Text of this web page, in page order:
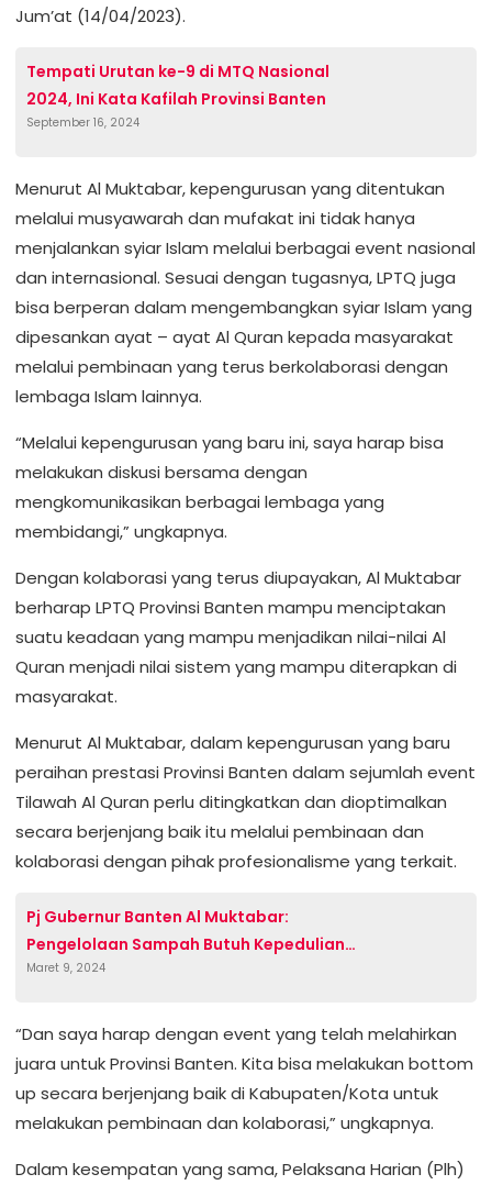
Jum’at (14/04/2023).
Tempati Urutan ke-9 di MTQ Nasional
2024, Ini Kata Kafilah Provinsi Banten
September 16, 2024
Menurut Al Muktabar, kepengurusan yang ditentukan
melalui musyawarah dan mufakat ini tidak hanya
menjalankan syiar Islam melalui berbagai event nasional
dan internasional. Sesuai dengan tugasnya, LPTQ juga
bisa berperan dalam mengembangkan syiar Islam yang
dipesankan ayat – ayat Al Quran kepada masyarakat
melalui pembinaan yang terus berkolaborasi dengan
lembaga Islam lainnya.
“Melalui kepengurusan yang baru ini, saya harap bisa
melakukan diskusi bersama dengan
mengkomunikasikan berbagai lembaga yang
membidangi,” ungkapnya.
Dengan kolaborasi yang terus diupayakan, Al Muktabar
berharap LPTQ Provinsi Banten mampu menciptakan
suatu keadaan yang mampu menjadikan nilai-nilai Al
Quran menjadi nilai sistem yang mampu diterapkan di
masyarakat.
Menurut Al Muktabar, dalam kepengurusan yang baru
peraihan prestasi Provinsi Banten dalam sejumlah event
Tilawah Al Quran perlu ditingkatkan dan dioptimalkan
secara berjenjang baik itu melalui pembinaan dan
kolaborasi dengan pihak profesionalisme yang terkait.
Pj Gubernur Banten Al Muktabar:
Pengelolaan Sampah Butuh Kepedulian
Bersama
Maret 9, 2024
“Dan saya harap dengan event yang telah melahirkan
juara untuk Provinsi Banten. Kita bisa melakukan bottom
up secara berjenjang baik di Kabupaten/Kota untuk
melakukan pembinaan dan kolaborasi,” ungkapnya.
Dalam kesempatan yang sama, Pelaksana Harian (Plh)